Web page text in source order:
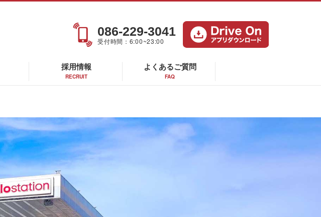
086-229-3041
受付時間：6:00~23:00
採用情報
RECRUIT
よくあるご質問
FAQ